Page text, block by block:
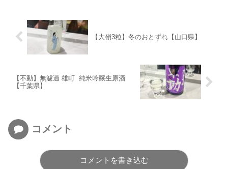
【大嶺3粒】冬のおとずれ【山口県】
【不動】無濾過 雄町 純米吟醸生原酒
【千葉県】
コメント
コメントを書き込む